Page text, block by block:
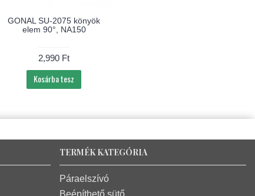
GONAL SU-2075 könyök
elem 90°, NA150
2,990 Ft
Kosárba tesz
TERMÉK KATEGÓRIA
Páraelszívó
Beépíthető sütő